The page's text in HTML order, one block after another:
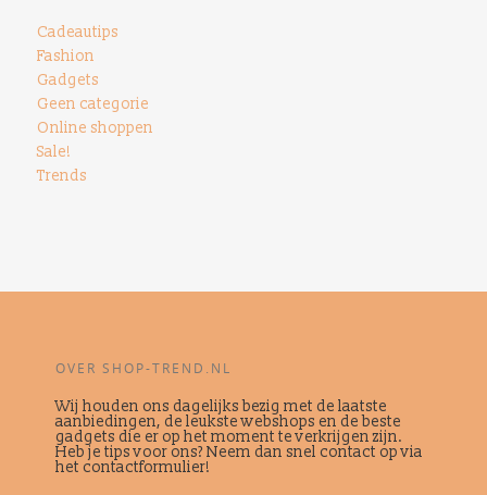
Cadeautips
Fashion
Gadgets
Geen categorie
Online shoppen
Sale!
Trends
OVER SHOP-TREND.NL
Wij houden ons dagelijks bezig met de laatste
aanbiedingen, de leukste webshops en de beste
gadgets die er op het moment te verkrijgen zijn.
Heb je tips voor ons? Neem dan snel contact op via
het contactformulier!